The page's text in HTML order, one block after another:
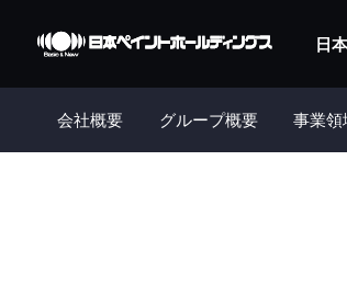
日
会社概要 グループ概要 事業領